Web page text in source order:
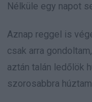
Nélküle egy napot
Aznap reggel is
csak arra
aztán talán ledőlök
szorosabbra